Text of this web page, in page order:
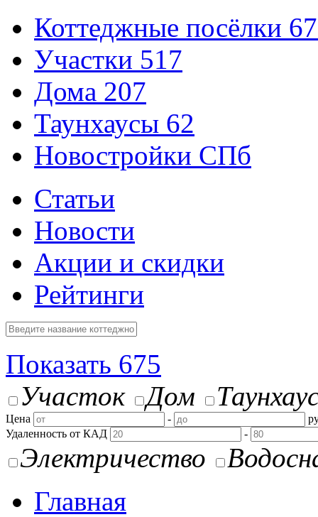
Коттеджные посёлки
Участки 517
Дома 207
Таунхаусы 62
Новостройки СПб
Статьи
Новости
Акции и скидки
Рейтинги
Показать 675
Участок
Дом
Цена -
Удаленность от КАД
-
Электричество
Главная